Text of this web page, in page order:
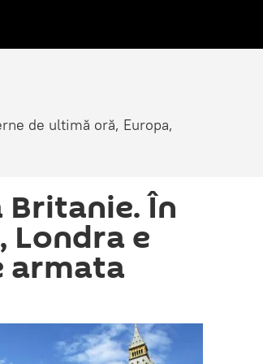
de ultimă oră, Europa,
Britanie. În
Londra e
armata